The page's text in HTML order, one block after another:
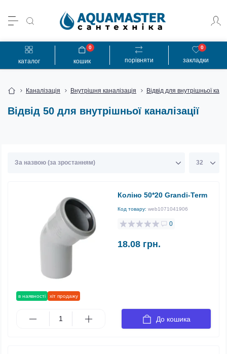
каталог порівняти закладки
0
кошик
0
Каналізація Внутрішня каналізація Відвід для внутрішньої
Відвід 50 для внутрішньої каналізації
в наявності хіт продажу
Коліно 50*20 Grandi-Term
Код товару: web1071041906
0
18.08 грн.
До кошика